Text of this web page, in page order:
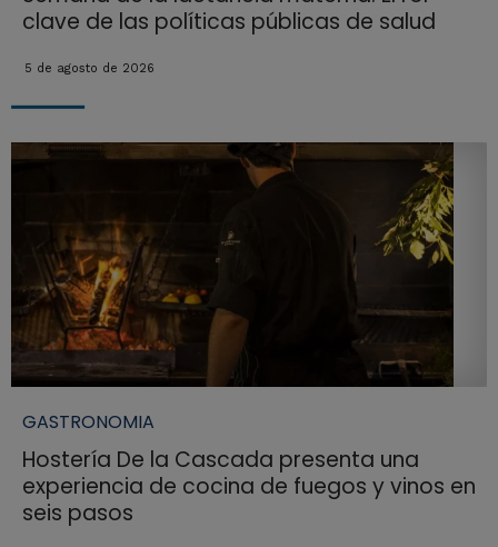
clave de las políticas públicas de salud
5 de agosto de 2026
GASTRONOMIA
Hostería De la Cascada presenta una
experiencia de cocina de fuegos y vinos en
seis pasos